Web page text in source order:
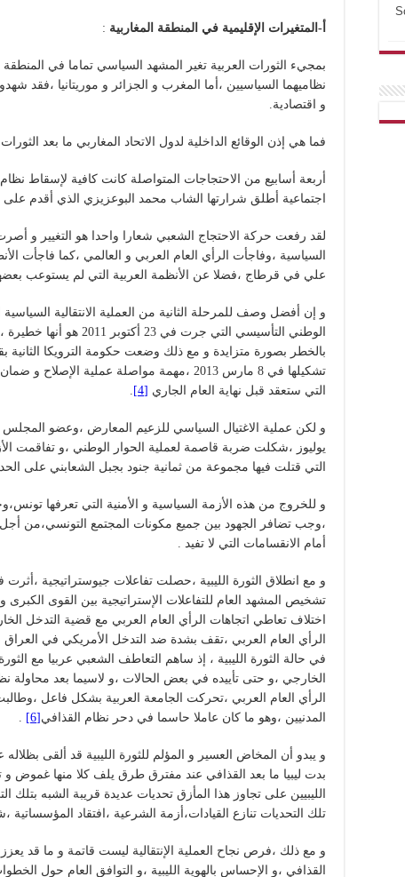
أ-المتغيرات الإقليمية في المنطقة المغاربية :
بمجيء الثورات العربية تغير المشهد السياسي تماما في المنطقة
نظاميهما السياسيين ،أما المغرب و الجزائر و موريتانيا ،فقد
و اقتصادية.
فما هي إذن الوقائع الداخلية لدول الاتحاد المغاربي ما بعد
أربعة أسابيع من الاحتجاجات المتواصلة كانت كافية لإسقاط
اجتماعية أطلق شرارتها الشاب محمد البوعزيزي الذي أقدم
لقد رفعت حركة الاحتجاج الشعبي شعارا واحدا هو التغيير و
السياسية ،وفاجأت الرأي العام العربي و العالمي ،كما فاجأت
علي في قرطاج ،فضلا عن الأنظمة العربية التي لم يستوعب
و إن أفضل وصف للمرحلة الثانية من العملية الانتقالية
الوطني التأسيسي التي جرت
بالخطر بصورة متزايدة و مع ذلك وضعت حكومة الترويكا الثانية
تشكيلها في 8 مارس 2013 ،مهمة مواصلة عملية
التي ستعقد قبل نهاية العام الجاري [4]
يوليوز ،شكلت ضربة قاصمة لعملية الحوار الوطني ،و تفاقمت
التي قتلت فيها مجموعة من ثمانية جنود بجبل الشعابني على
و للخروج من هذه الأزمة السياسية و الأمنية التي تعرفها
،وجب تضافر الجهود بين جميع مكونات المجتمع التونسي،من
أمام الانقسامات التي لا تفيد .
و مع انطلاق الثورة الليبية ،حصلت تفاعلات جيوستراتيجية
تشخيص المشهد العام للتفاعلات الإستراتيجية بين القوى الكبرى
اختلاف تعاطي اتجاهات الرأي العام العربي مع قضية التدخل
الرأي العام العربي ،تقف بشدة ضد التدخل الأمريكي في
في حالة الثورة الليبية ، إذ ساهم التعاطف الشعبي عربيا مع
الخارجي ،و حتى تأييده في بعض الحالات ،و لاسيما بعد
الرأي العام العربي ،تحركت الجامعة العربية بشكل فاعل
المدنيين ،وهو ما كان عاملا حاسما في دحر نظام القذافي [6]
و يبدو أن المخاض العسير و المؤلم للثورة الليبية قد ألقى
بدت ليبيا ما بعد القذافي عند مفترق طرق يلف كلا منها غموض و
الليبيين على تجاوز هذا المأزق تحديات عديدة قريبة الشبه بتلك
تلك التحديات تنازع القيادات،أزمة الشرعية ،افتقاد المؤسساتية
و مع ذلك ،فرص نجاح العملية الإنتقالية ليست قاتمة و ما قد
القذافي ،و الإحساس بالهوية الليبية ،و التوافق العام حول